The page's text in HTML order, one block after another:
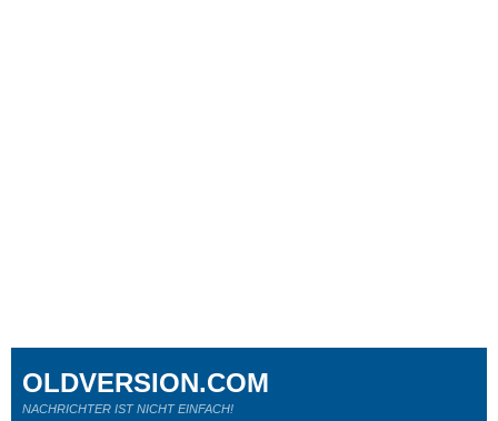
OLDVERSION.COM
NACHRICHTER IST NICHT EINFACH!